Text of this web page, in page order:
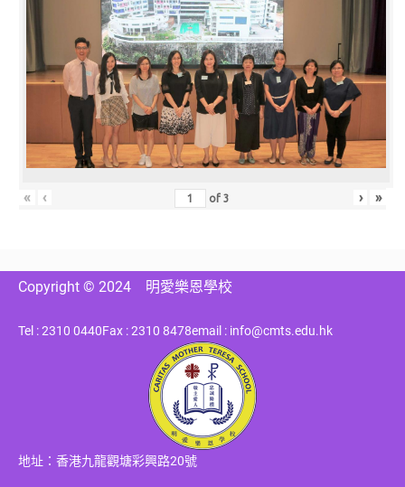
« ‹ of3 › »
Copyright © 2024 明愛樂恩學校
Tel : 2310 0440Fax : 2310 8478email : info@cmts.edu.hk
地址：香港九龍觀塘彩興路20號